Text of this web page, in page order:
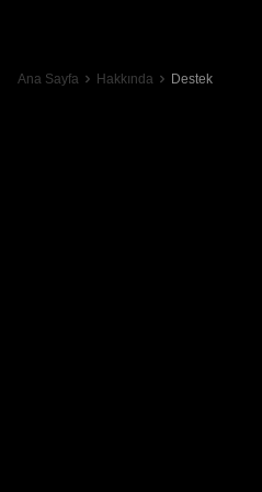
Ana Sayfa Hakkında Destek